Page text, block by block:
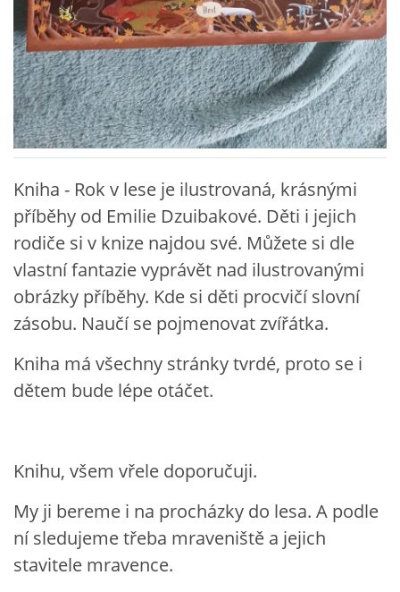
VZDĚLÁVACÍ BLOK ÚNOR
VZDĚLÁVACÍ BLOK BŘEZEN
VZDĚLÁVACÍ BLOK DUBEN
VÝTVARNÉ POMŮCKY
VÝTVARNÉ AKTIVITY - JARO
VÝTVARNÉ AKTIVITY - LÉTO
VÝTVARNÉ AKTIVITY - PODZIM
HÁDANKY K TÉMATU JARO, LÉTO, PODZIM,ZIMA
Kniha - Rok v lese je ilustrovaná, krásnými
příběhy od Emilie Dzuibakové. Děti i jejich
rodiče si v knize najdou své. Můžete si dle
vlastní fantazie vyprávět nad ilustrovanými
obrázky příběhy. Kde si děti procvičí slovní
zásobu. Naučí se pojmenovat zvířátka.
Kniha má všechny stránky tvrdé, proto se i
dětem bude lépe otáčet.
Knihu, všem vřele doporučuji.
My ji bereme i na procházky do lesa. A podle
ní sledujeme třeba mraveniště a jejich
stavitele mravence.